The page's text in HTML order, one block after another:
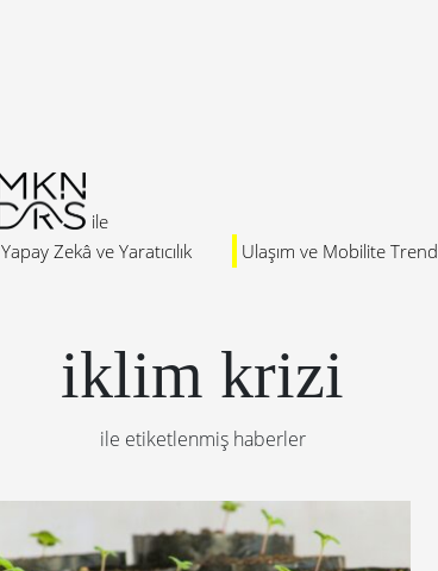
Yapay Zekâ ve Yaratıcılık Ulaşım ve Mobilite
iklim krizi
ile etiketlenmiş haberler